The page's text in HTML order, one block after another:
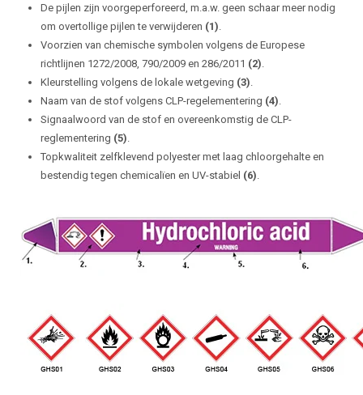
De pijlen zijn voorgeperforeerd, m.a.w. geen schaar meer nodig
om overtollige pijlen te verwijderen (1).
Voorzien van chemische symbolen volgens de Europese
richtlijnen 1272/2008, 790/2009 en 286/2011 (2).
Kleurstelling volgens de lokale wetgeving (3).
Naam van de stof volgens CLP-regelementering (4).
Signaalwoord van de stof en overeenkomstig de CLP-
reglementering (5).
Topkwaliteit zelfklevend polyester met laag chloorgehalte en
bestendig tegen chemicalïen en UV-stabiel (6).